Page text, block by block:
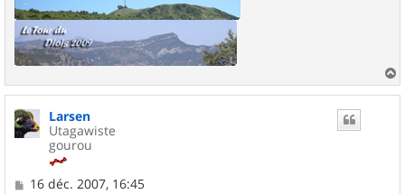
a
Larsen
Utagawiste
gourou
M16 déc. 2007, 16:45